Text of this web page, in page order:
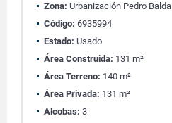
Zona: Urbanización Pedro Balda
Código: 6935994
Estado: Usado
Área Construida: 131 m²
Área Terreno: 140 m²
Área Privada: 131 m²
Alcobas: 3